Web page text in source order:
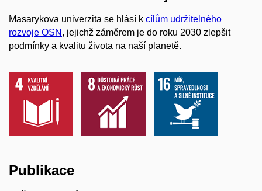
Masarykova univerzita se hlásí k cílům udržitelného
rozvoje OSN , jejichž záměrem je do roku 2030 zlepšit
podmínky a kvalitu života na naší planetě.
Publikace